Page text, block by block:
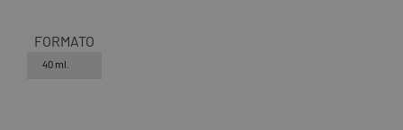
FORMATO
40 ml.